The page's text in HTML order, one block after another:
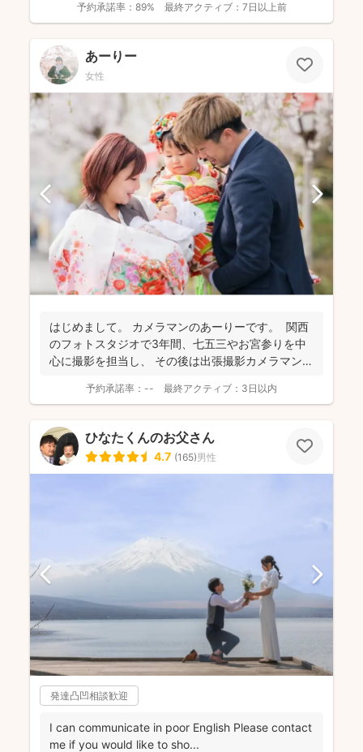
予約承諾率： 89% 最終アクティブ： 7日以上前
あーりー
女性
はじめまして。 カメラマンのあーりーです。 関西
のフォトスタジオで3年間、七五三やお宮参りを中
心に撮影を担当し、 その後は出張撮影カメラマンと
予約承諾率： -- 最終アクティブ： 3日以内
ひなたくんのお父さん
4.7 (165)男性
発達凸凹相談歓迎
I can communicate in poor English Please contact
me if you would like to sho...